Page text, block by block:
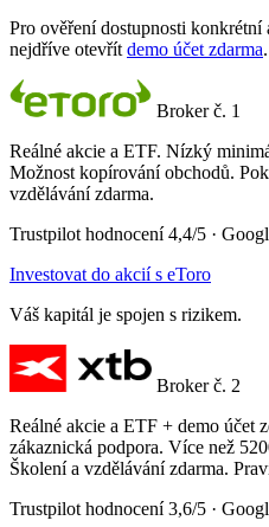
Pro ověření dostupnosti konkrétní
nejdříve otevřít demo účet zdarma
Broker č. 1
Reálné akcie a ETF. Nízký
Možnost kopírování obchodů.
vzdělávání zdarma.
Trustpilot hodnocení 4,4/5 ·
Investovat do akcií s eToro
Váš kapitál je spojen s rizikem.
Broker č. 2
Reálné akcie a ETF + demo účet
zákaznická podpora. Více než
Školení a vzdělávání zdarma.
Trustpilot hodnocení 3,6/5 ·